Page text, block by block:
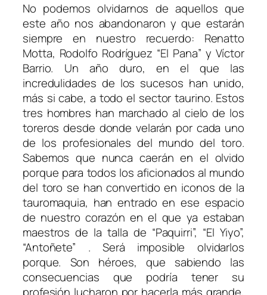
No podemos olvidarnos de aquellos que
este año nos abandonaron y que estarán
siempre en nuestro recuerdo: Renatto
Motta, Rodolfo Rodríguez “El Pana” y Víctor
Barrio. Un año duro, en el que las
incredulidades de los sucesos han unido,
más si cabe, a todo el sector taurino. Estos
tres hombres han marchado al cielo de los
toreros desde donde velarán por cada uno
de los profesionales del mundo del toro.
Sabemos que nunca caerán en el olvido
porque para todos los aficionados al mundo
del toro se han convertido en iconos de la
tauromaquia, han entrado en ese espacio
de nuestro corazón en el que ya estaban
maestros de la talla de “Paquirri”, “El Yiyo”,
“Antoñete” . Será imposible olvidarlos
porque. Son héroes, que sabiendo las
consecuencias que podría tener su